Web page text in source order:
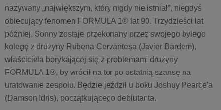
nazywany „największym, który nigdy nie istniał”, niegdyś
obiecujący fenomen FORMULA 1® lat 90. Trzydzieści lat
później, Sonny zostaje przekonany przez swojego byłego
kolegę z drużyny Rubena Cervantesa (Javier Bardem),
właściciela borykającej się z problemami drużyny
FORMULA 1®, by wrócił na tor po ostatnią szansę na
uratowanie zespołu. Będzie jeździł u boku Joshuy Pearce'a
(Damson Idris), początkującego debiutanta.